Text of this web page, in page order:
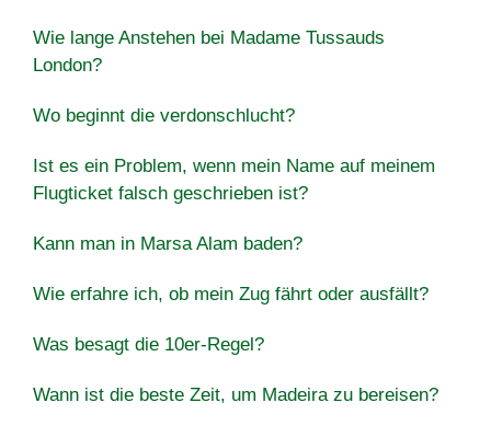
Wie lange Anstehen bei Madame Tussauds
London?
Wo beginnt die verdonschlucht?
Ist es ein Problem, wenn mein Name auf meinem
Flugticket falsch geschrieben ist?
Kann man in Marsa Alam baden?
Wie erfahre ich, ob mein Zug fährt oder ausfällt?
Was besagt die 10er-Regel?
Wann ist die beste Zeit, um Madeira zu bereisen?